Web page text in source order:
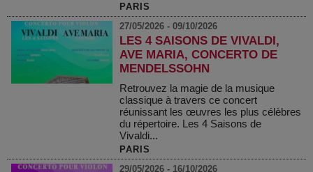
PARIS
27/05/2026 - 09/10/2026
LES 4 SAISONS DE VIVALDI,
AVE MARIA, CONCERTO DE
MENDELSSOHN
Retrouvez la magie de la musique
classique à travers ce concert
réunissant les œuvres les plus célèbres
du répertoire. Les 4 Saisons de
Vivaldi...
PARIS
29/05/2026 - 16/10/2026